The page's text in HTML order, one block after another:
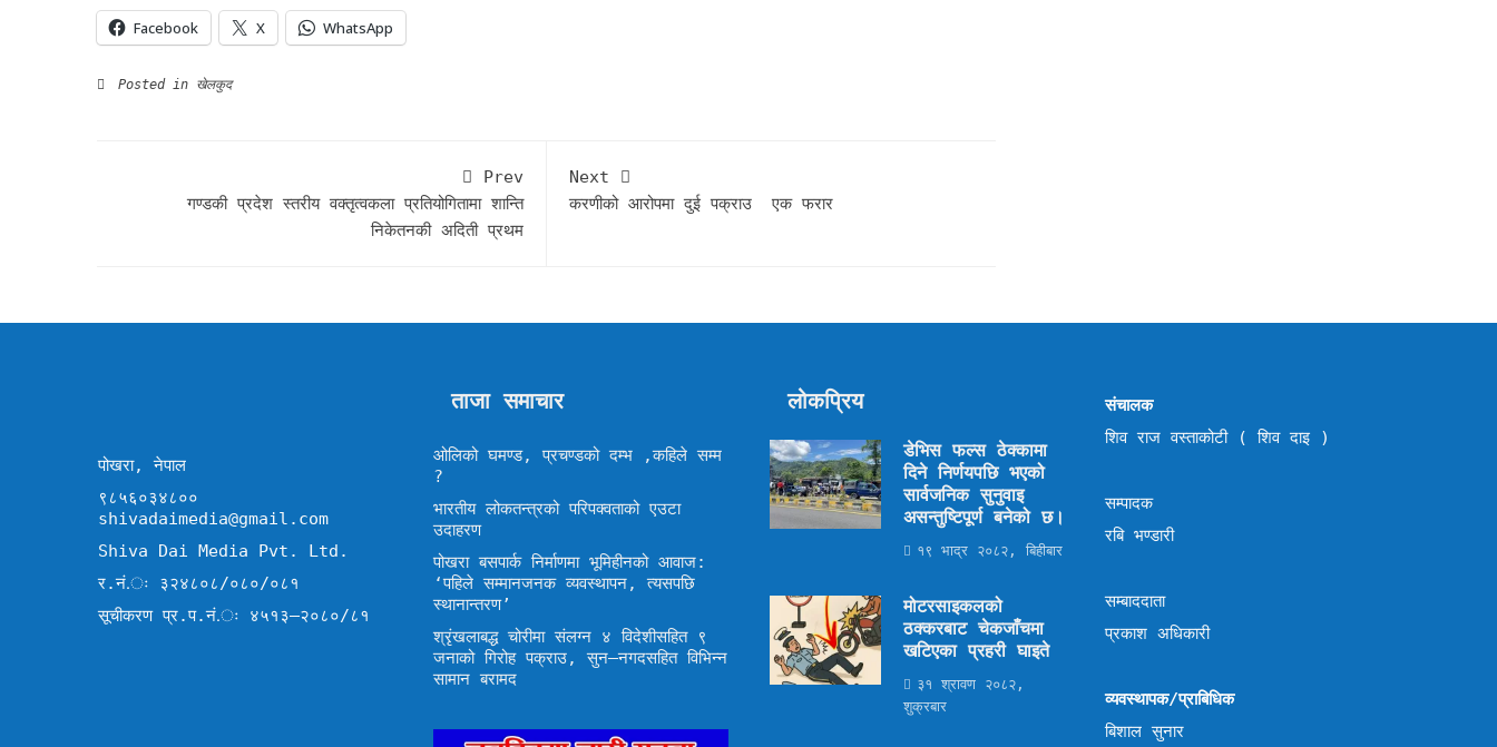
Facebook X WhatsApp
Posted in खेलकुद
Prev
गण्डकी प्रदेश स्तरीय वक्तृत्वकला प्रतियोगितामा शान्ति
निकेतनकी अदिती प्रथम
Next
करणीको आरोपमा दुई पक्राउ एक फरार
पोखरा, नेपाल
९८५६०३४८००
shivadaimedia@gmail.com
Shiva Dai Media Pvt. Ltd.
र.नं.ः ३२४८०८/०८०/०८१
सूचीकरण प्र.प.नं.ः ४५१३–२०८०/८१
ताजा समाचार
ओलिको घमण्ड, प्रचण्डको दम्भ ,कहिले सम्म
?
भारतीय लोकतन्त्रको परिपक्वताको एउटा
उदाहरण
पोखरा बसपार्क निर्माणमा भूमिहीनको आवाज:
‘पहिले सम्मानजनक व्यवस्थापन, त्यसपछि
स्थानान्तरण’
श्रृंखलाबद्ध चोरीमा संलग्न ४ विदेशीसहित ९
जनाको गिरोह पक्राउ, सुन–नगदसहित विभिन्न
सामान बरामद
लोकप्रिय
डेभिस फल्स ठेक्कामा
दिने निर्णयपछि भएको
सार्वजनिक सुनुवाइ
असन्तुष्टिपूर्ण बनेको छ।
१९ भाद्र २०८२, बिहीबार
मोटरसाइकलको
ठक्करबाट चेकजाँचमा
खटिएका प्रहरी घाइते
३१ श्रावण २०८२,
शुक्रबार
संचालक
शिव राज वस्ताकोटी ( शिव दाइ )
सम्पादक
रबि भण्डारी
सम्बाददाता
प्रकाश अधिकारी
व्यवस्थापक/प्राबिधिक
बिशाल सुनार